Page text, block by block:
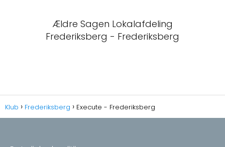
Ældre Sagen Lokalafdeling
Frederiksberg - Frederiksberg
Klub Frederiksberg Execute - Frederiksberg